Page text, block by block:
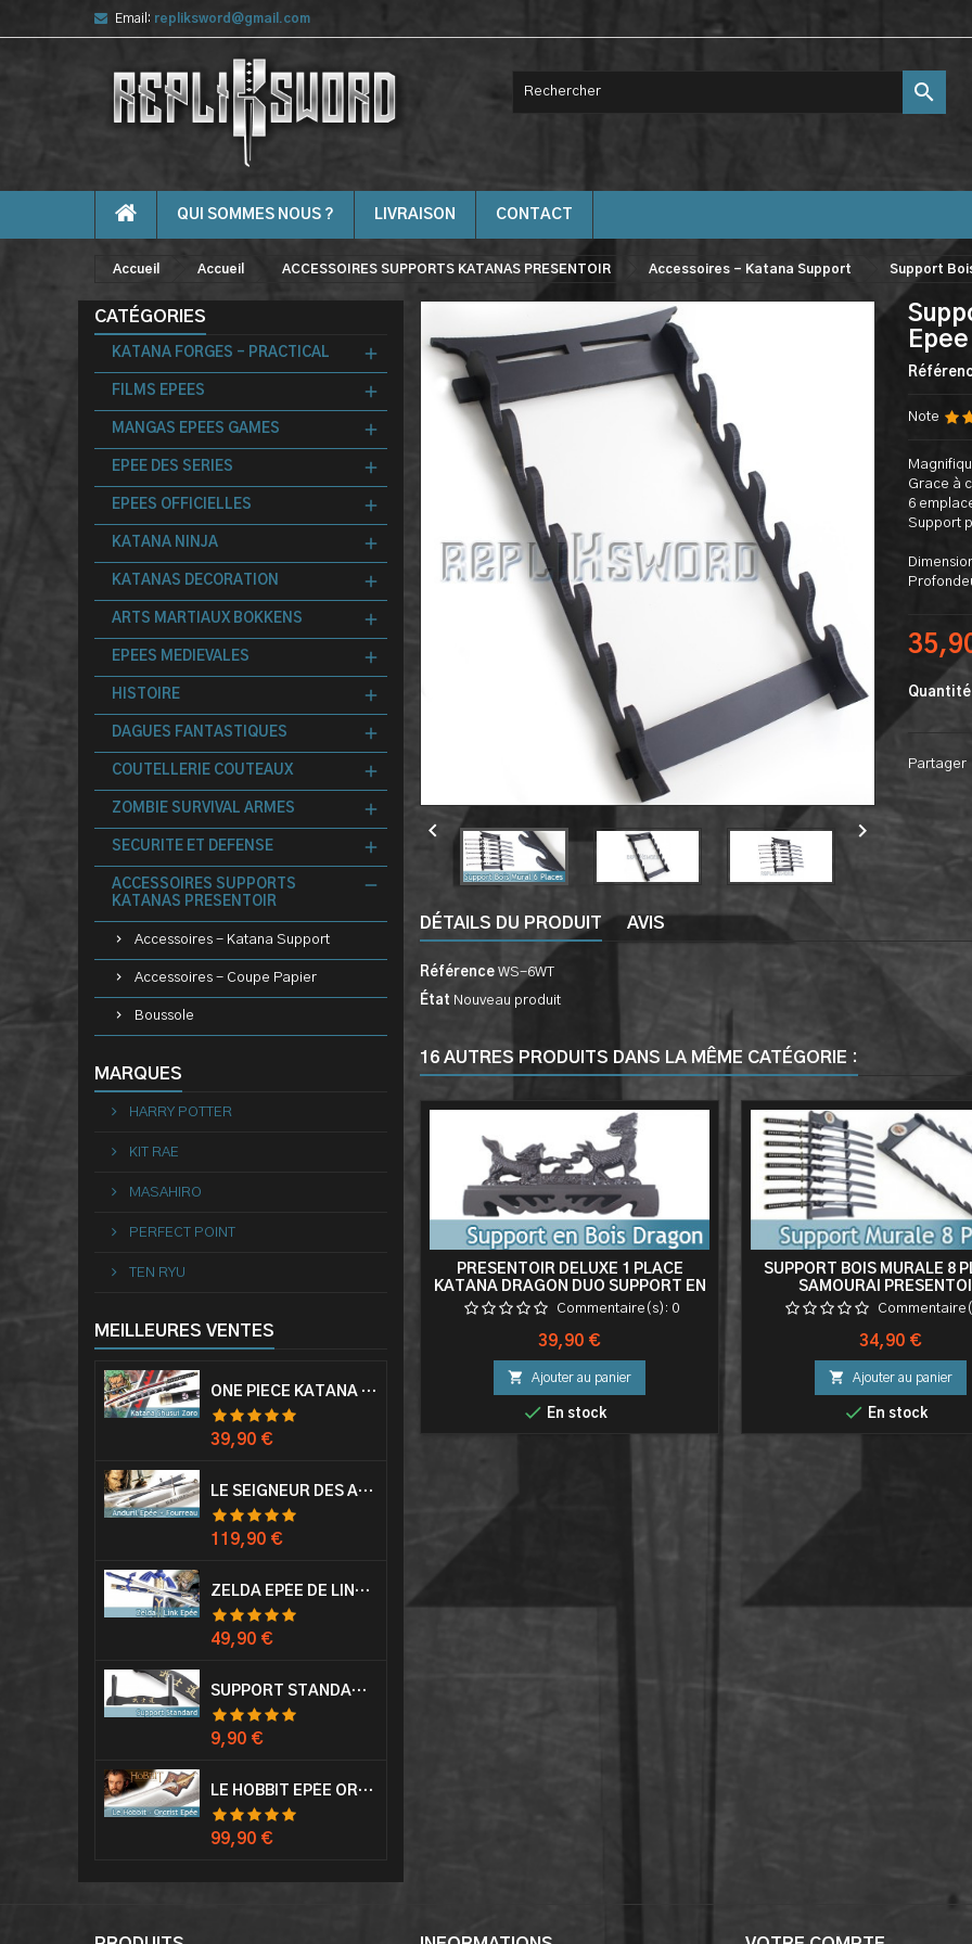
Email: repliksword@gmail.com

QUI SOMMES NOUS ? LIVRAISON CONTACT
Accueil Accueil ACCESSOIRES SUPPORTS KATANAS PRESENTOIR Accessoires - Katana Support Support
CATÉGORIES
KATANA FORGES - PRACTICAL
FILMS EPEES
MANGAS EPEES GAMES
EPEE DES SERIES
EPEES OFFICIELLES
KATANA NINJA
KATANAS DECORATION
ARTS MARTIAUX BOKKENS
EPEES MEDIEVALES
HISTOIRE
DAGUES FANTASTIQUES
COUTELLERIE COUTEAUX
ZOMBIE SURVIVAL ARMES
SECURITE ET DEFENSE
ACCESSOIRES SUPPORTS
KATANAS PRESENTOIR
Accessoires - Katana Support
Accessoires - Coupe Papier
Boussole
MARQUES
HARRY POTTER
KIT RAE
MASAHIRO
PERFECT POINT
TEN RYU
MEILLEURES VENTES
ONE PIECE KATANA ZORO RORONOA SHUSUI EPÉE SABRE ACIER
Prix
39,90 €
LE SEIGNEUR DES ANNEAUX EPÉE ANDURIL ARAGORN
Prix
119,90 €
ZELDA EPÉE DE LINK AVEC FOURREAU MASTER SWORD EPEE
Prix
49,90 €
SUPPORT STANDARD KATANA EPÉE
Prix
9,90 €
LE HOBBIT EPÉE ORCRIST EPÉE DE THORIN SABRE + PLAQUE MURALE EN BOIS
Prix
99,90 €
 
Note
Grace à
6
Support
Quantité
Partager
DÉTAILS DU PRODUIT AVIS
Référence WS-6WT
État Nouveau produit
16 AUTRES PRODUITS DANS LA MÊME CATÉGORIE :
PRESENTOIR DELUXE 1 PLACE
KATANA DRAGON DUO SUPPORT EN
BOIS EPEE
Commentaire(s): 0
Prix
39,90 €
 Ajouter au panier
 En stock
SUPPORT BOIS MURALE 8
SAMOURAI
Prix
34,90 €
 Ajouter au panier
 En stock